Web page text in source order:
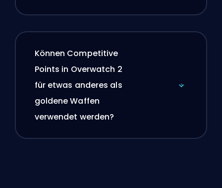
Können Competitive
Points in Overwatch 2
für etwas anderes als
goldene Waffen
verwendet werden?